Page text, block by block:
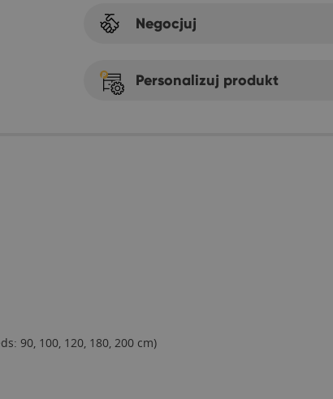
Negocjuj
Personalizuj produkt
90, 100, 120, 180, 200 cm)